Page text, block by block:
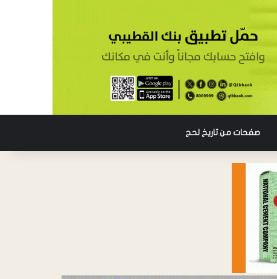
صفحات من تاريخ لحج